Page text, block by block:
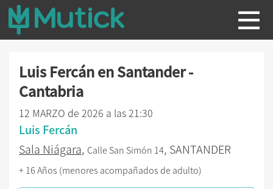
Luis Fercán en Santander -
Cantabria
12 MARZO de 2026 a las 21:30
Luis Fercán
Sala Niágara, Calle San Simón 14, SANTANDER
+ 16 Años (menores acompañados de adulto)